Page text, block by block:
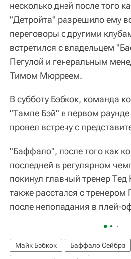
несколько дней после того
"Детройта" разрешило ему
переговоры с другими
встретился с владельцем
Пегулой и генеральным
Тимом Мюрреем.
В субботу Бэбкок, команда
"Тампе Бэй" в первом
провел встречу с
"Баффало", после того как
последней в регулярном
покинул главный тренер
также расстался с
после непопадания в плей-
Майк Бэбкок
Баффало Сейбрз